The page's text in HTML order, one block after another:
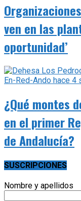
ven en las
oportunidad’
En-Red-Ando hace 4
¿Qué montes
en el primer
de Andalucía?
SUSCRIPCIONES
Nombre y apellidos